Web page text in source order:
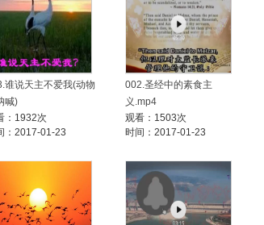
谁说天主不爱我(动物
喊)
：1932次
：2017-01-23
002.圣经中的素食主
义.mp4
观看：1503次
时间：2017-01-23